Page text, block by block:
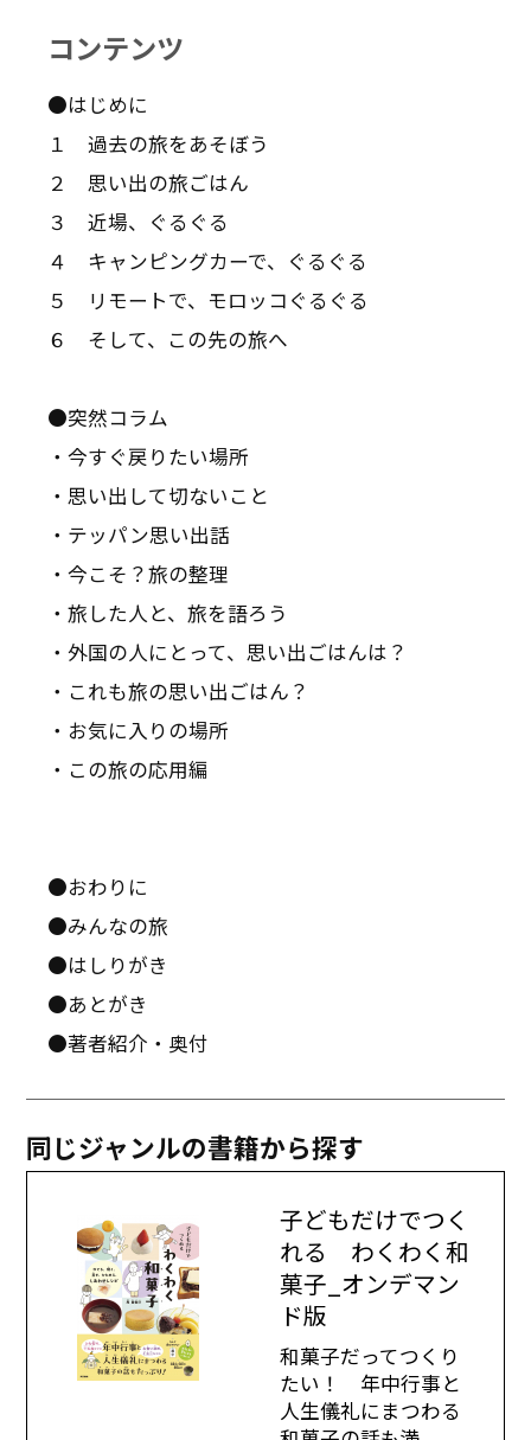
コンテンツ
●はじめに
１ 過去の旅をあそぼう
２ 思い出の旅ごはん
３ 近場、ぐるぐる
４ キャンピングカーで、ぐるぐる
５ リモートで、モロッコぐるぐる
６ そして、この先の旅へ
●突然コラム
・今すぐ戻りたい場所
・思い出して切ないこと
・テッパン思い出話
・今こそ？旅の整理
・旅した人と、旅を語ろう
・外国の人にとって、思い出ごはんは？
・これも旅の思い出ごはん？
・お気に入りの場所
・この旅の応用編
●おわりに
●みんなの旅
●はしりがき
●あとがき
●著者紹介・奥付
同じジャンルの書籍から探す
子どもだけでつく
れる わくわく和
菓子_オンデマン
ド版
和菓子だってつくり
たい！ 年中行事と
人生儀礼にまつわる